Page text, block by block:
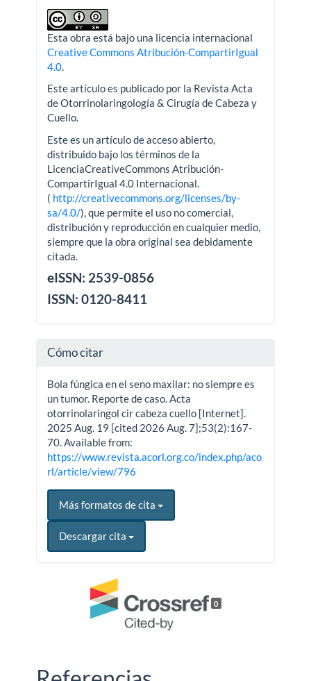
Esta obra está bajo una licencia internacional
Creative Commons Atribución-CompartirIgual
4.0
Este artículo es publicado por la Revista Acta
de Otorrinolaringología & Cirugía de Cabeza y
Cuello.
Este es un artículo de acceso abierto,
distribuido bajo los términos de la
LicenciaCreativeCommons Atribución-
CompartirIgual 4.0 Internacional.
( http://creativecommons.org/licenses/by-
sa/4.0/), que permite el uso no comercial,
distribución y reproducción en cualquier medio,
siempre que la obra original sea debidamente
citada.
eISSN: 2539-0856
ISSN: 0120-8411
Cómo citar
Bola fúngica en el seno maxilar: no siempre es
un tumor. Reporte de caso. Acta
otorrinolaringol cir cabeza cuello [Internet].
2025 Aug. 19 [cited 2026 Aug. 7];53(2):167-
70. Available from:
https://www.revista.acorl.org.co/index.php/aco
rl/article/view/796
Más formatos de cita
Descargar cita
0